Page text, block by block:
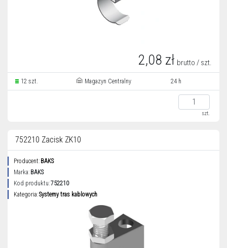
2,08 zł brutto / szt.
12 szt. Magazyn Centralny 24 h
szt.
752210 Zacisk ZK10
Producent: BAKS
Marka: BAKS
Kod produktu:752210
Kategoria:Systemy tras kablowych